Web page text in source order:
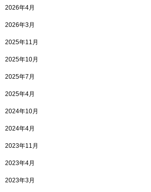
2026年4月
2026年3月
2025年11月
2025年10月
2025年7月
2025年4月
2024年10月
2024年4月
2023年11月
2023年4月
2023年3月